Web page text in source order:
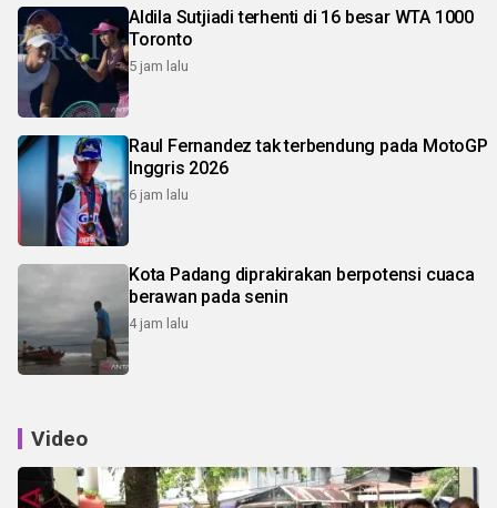
Aldila Sutjiadi terhenti di 16 besar WTA 1000
Toronto
5 jam lalu
Raul Fernandez tak terbendung pada MotoGP
Inggris 2026
6 jam lalu
Kota Padang diprakirakan berpotensi cuaca
berawan pada senin
4 jam lalu
Video